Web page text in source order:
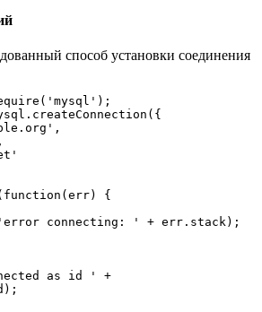
способ установки соединения
{